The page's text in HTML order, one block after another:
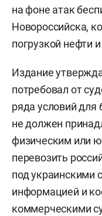
на фоне атак
Новороссийска,
погрузкой нефти
Издание
потребовал от
ряда условий для
не должен
физическим или
перевозить
под украинскими
информацией и
коммерческими